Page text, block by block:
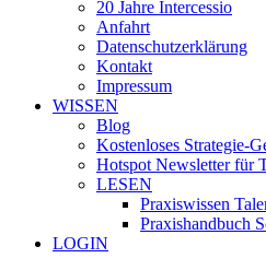
20 Jahre Intercessio
Anfahrt
Datenschutzerklärung
Kontakt
Impressum
WISSEN
Blog
Kostenloses Strategie-
Hotspot Newsletter für
LESEN
Praxiswissen
Praxishandbuch
LOGIN